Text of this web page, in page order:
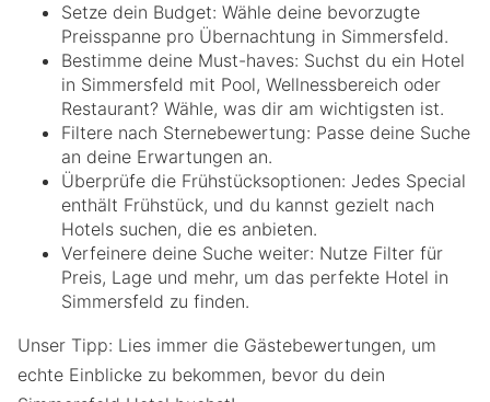
Setze dein Budget: Wähle deine bevorzugte
Preisspanne pro Übernachtung in Simmersfeld.
Bestimme deine Must-haves: Suchst du ein Hotel
in Simmersfeld mit Pool, Wellnessbereich oder
Restaurant? Wähle, was dir am wichtigsten ist.
Filtere nach Sternebewertung: Passe deine Suche
an deine Erwartungen an.
Überprüfe die Frühstücksoptionen: Jedes Special
enthält Frühstück, und du kannst gezielt nach
Hotels suchen, die es anbieten.
Verfeinere deine Suche weiter: Nutze Filter für
Preis, Lage und mehr, um das perfekte Hotel in
Simmersfeld zu finden.
Unser Tipp: Lies immer die Gästebewertungen, um
echte Einblicke zu bekommen, bevor du dein